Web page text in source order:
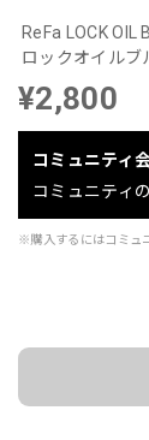
ReFa LOCK
ロックオイルブ
¥2,800
コミュニティ
コミュニティ
※購入するにはコミュ